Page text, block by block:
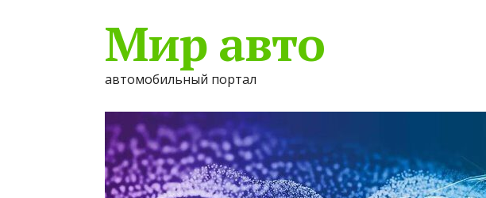
Мир авто
автомобильный портал